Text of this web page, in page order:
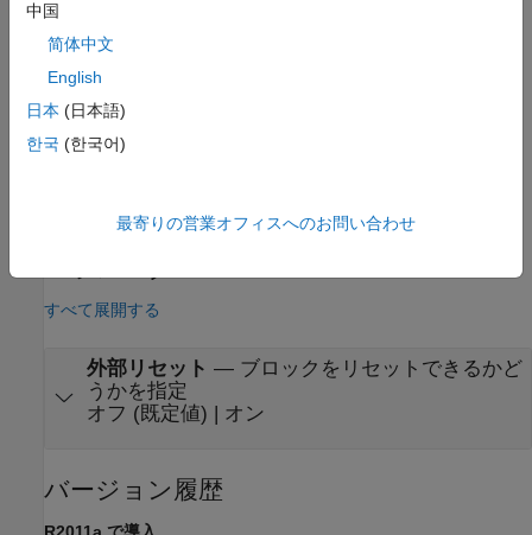
すべて展開する
外部リセット — ブロックをリセットできるかど
うかを指定
オフ (既定値) | オン
バージョン履歴
中国
简体中文
English
日本 (日本語)
한국 (한국어)
最寄りの営業オフィスへのお問い合わせ